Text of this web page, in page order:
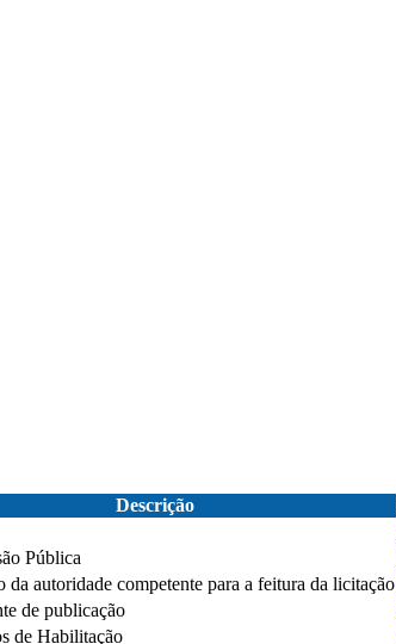
Descrição
Pública
da autoridade competente para a feitura da licitação
de publicação
de Habilitação